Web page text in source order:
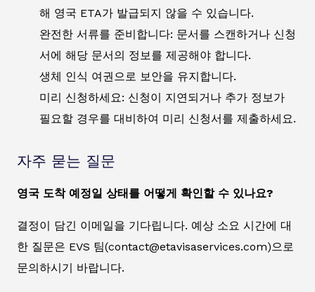
해 영국 ETA가 발급되지 않을 수 있습니다.
완전한 서류를 준비합니다: 문서를 스캔하거나 신청
서에 해당 문서의 정보를 제공해야 합니다.
생체 인식 여권으로 보안을 유지합니다.
미리 신청하세요: 신청이 지연되거나 추가 정보가
필요할 경우를 대비하여 미리 신청서를 제출하세요.
자주 묻는 질문
영국 도착 예정일 상태를 어떻게 확인할 수 있나요?
결정이 담긴 이메일을 기다립니다. 예상 소요 시간에 대
한 질문은 EVS 팀(contact@etavisaservices.com)으로
문의하시기 바랍니다.